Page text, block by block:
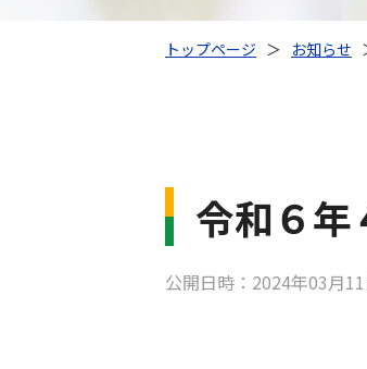
トップページ ＞ お知らせ
令和６年
公開日時：2024年03月